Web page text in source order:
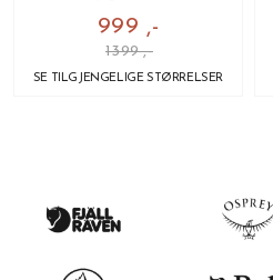
999 ,-
1399 ,-
SE TILGJENGELIGE STØRRELSER